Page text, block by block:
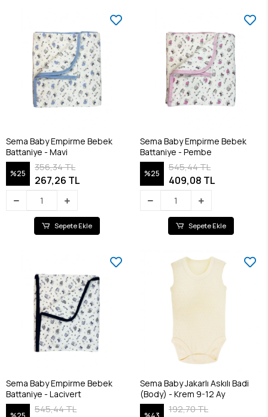
Sema Baby Empirme Bebek
Battaniye - Mavi
%25
356,34 TL
267,26 TL
Sepete Ekle
Sema Baby Empirme Bebek
Battaniye - Pembe
%25
545,44 TL
409,08 TL
Sepete Ekle
Sema Baby Empirme Bebek
Battaniye - Lacivert
545,44 TL
Sema Baby Jakarlı Askılı Badi
(Body) - Krem 9-12 Ay
192,70 TL